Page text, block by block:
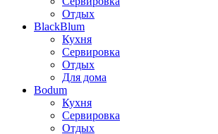
Отдых
BlackBlum
Кухня
Сервировка
Отдых
Для дома
Bodum
Кухня
Сервировка
Отдых